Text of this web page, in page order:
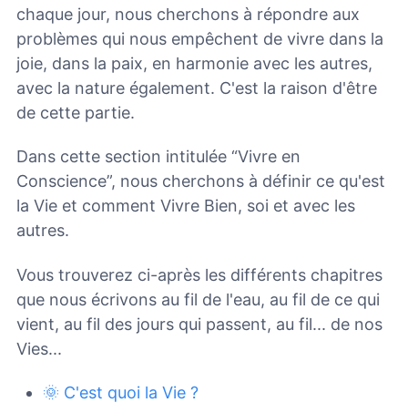
chaque jour, nous cherchons à répondre aux
problèmes qui nous empêchent de vivre dans la
joie, dans la paix, en harmonie avec les autres,
avec la nature également. C'est la raison d'être
de cette partie.
Dans cette section intitulée “Vivre en
Conscience”, nous cherchons à définir ce qu'est
la Vie et comment Vivre Bien, soi et avec les
autres.
Vous trouverez ci-après les différents chapitres
que nous écrivons au fil de l'eau, au fil de ce qui
vient, au fil des jours qui passent, au fil... de nos
Vies...
🌞 C'est quoi la Vie ?